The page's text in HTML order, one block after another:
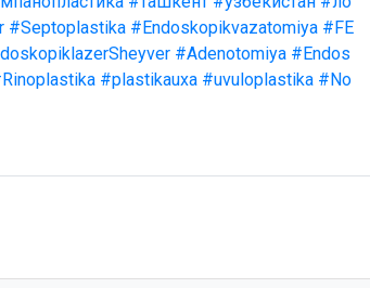
#Septoplastika #Endoskopikvazatomiya #FE
#Adenotomiya #Endos
#plastikauxa #uvuloplastika #No